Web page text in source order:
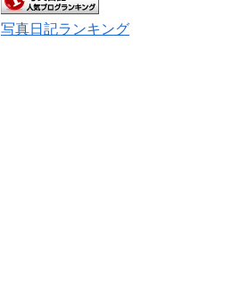
写真日記ランキング